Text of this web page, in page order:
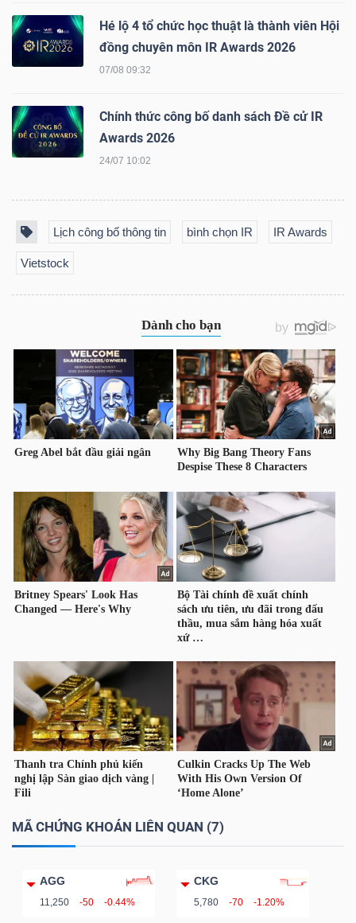
Hé lộ 4 tổ chức học thuật là thành viên Hội
đồng chuyên môn IR Awards 2026
07/08 09:32
Chính thức công bố danh sách Đề cử IR
Awards 2026
24/07 10:02
Lịch công bố thông tin bình chọn IR IR Awards
Vietstock
MÃ CHỨNG KHOÁN LIÊN QUAN (7)
AGG
11,250 -50 -0.44%
CKG
5,780 -70 -1.20%
TIÊU
DÙNG
THIẾT
CHĂM
TÀI
CHÍNH
CÔNG
NGHỆ
THÔNG
TIN
DỊCH
VỤ
TRUYỀN
THÔNG
TIỆN
ÍCH